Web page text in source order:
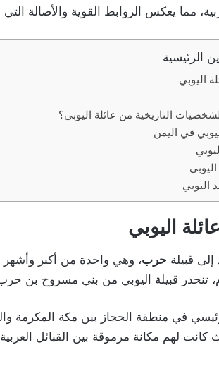
مما يعكس الروابط القوية والأصالة
الرئيسية
اليوبي
التاريخية من عائلة اليوبي؟
في اليمن
اليوبي
اليوبي
قبيلة حرب، وهي واحدة من أكبر وأشهر
تنحدر قبيلة اليوبي من بني مسروح بن
في منطقة الحجاز بين مكة المكرمة
كانت لهم مكانة مرموقة بين القبائل